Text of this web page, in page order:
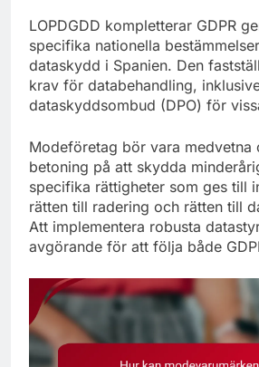
LOPDGDD kompletterar GDPR
specifika nationella
dataskydd i Spanien. Den
krav för databehandling,
dataskyddsombud (DPO) för
Modeföretag bör vara medvetna
betoning på att skydda
specifika rättigheter som ges till
rätten till radering och rätten till
Att implementera robusta
avgörande för att följa både